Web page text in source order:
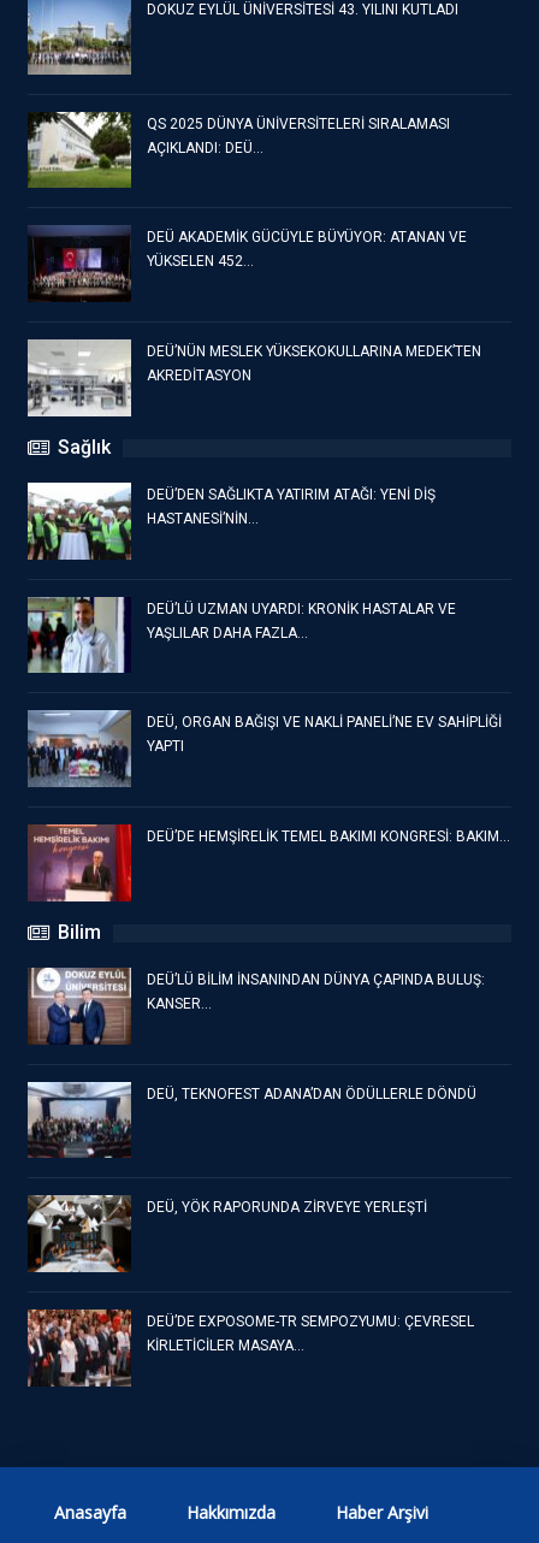
DOKUZ EYLÜL ÜNİVERSİTESİ 43. YILINI KUTLADI
QS 2025 DÜNYA ÜNİVERSİTELERİ SIRALAMASI
AÇIKLANDI: DEÜ…
DEÜ AKADEMİK GÜCÜYLE BÜYÜYOR: ATANAN VE
YÜKSELEN 452…
DEÜ’NÜN MESLEK YÜKSEKOKULLARINA MEDEK’TEN
AKREDİTASYON
Sağlık
DEÜ’DEN SAĞLIKTA YATIRIM ATAĞI: YENİ DİŞ
HASTANESİ’NİN…
DEÜ’LÜ UZMAN UYARDI: KRONİK HASTALAR VE
YAŞLILAR DAHA FAZLA…
DEÜ, ORGAN BAĞIŞI VE NAKLİ PANELİ’NE EV SAHİPLİĞİ
YAPTI
DEÜ’DE HEMŞİRELİK TEMEL BAKIMI KONGRESİ: BAKIM…
Bilim
DEÜ’LÜ BİLİM İNSANINDAN DÜNYA ÇAPINDA BULUŞ:
KANSER…
DEÜ, TEKNOFEST ADANA’DAN ÖDÜLLERLE DÖNDÜ
DEÜ, YÖK RAPORUNDA ZİRVEYE YERLEŞTİ
DEÜ’DE EXPOSOME-TR SEMPOZYUMU: ÇEVRESEL
KİRLETİCİLER MASAYA…
Anasayfa Hakkımızda Haber Arşivi